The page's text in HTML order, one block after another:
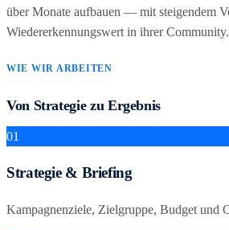
über Monate aufbauen — mit steigendem
Wiedererkennungswert in ihrer Community.
WIE WIR ARBEITEN
Von Strategie zu Ergebnis
01
Strategie & Briefing
Kampagnenziele, Zielgruppe, Budget und